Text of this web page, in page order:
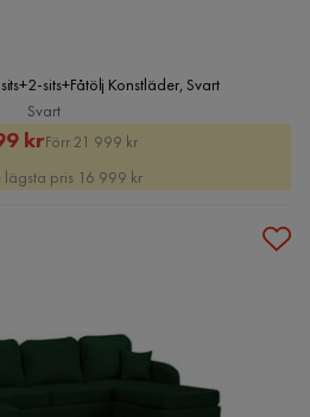
sits+Fåtölj Konstläder, Svart
Svart
Rabatterat
Pris
krOriginal
Pris
Förr 21 999 kr
lägsta pris 16 999 kr